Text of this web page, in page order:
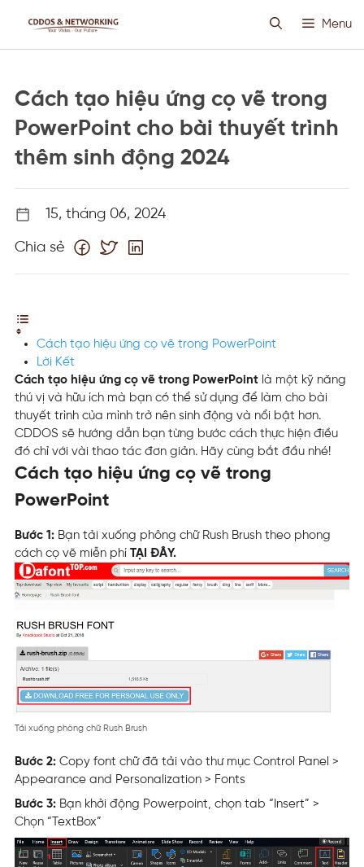
Menu
CLOUD VPS
PROXY CUSTOM
TIN TỨC
Cách tạo hiệu ứng cọ vẽ trong
PowerPoint cho bài thuyết trình
thêm sinh động 2024
15, tháng 06, 2024
Chia sẻ
Cách tạo hiệu ứng cọ vẽ trong PowerPoint
Lời Kết
Cách tạo hiệu ứng cọ vẽ trong PowerPoint là một kỹ năng
thú vị và hữu ích mà bạn có thể sử dụng để làm cho bài
thuyết trình của mình trở nên sinh động và nổi bật hơn.
CDDOS sẽ hướng dẫn bạn từng bước cách thực hiện điều
đó chỉ với vài thao tác đơn giản. Hãy cùng bắt đầu nhé!
Cách tạo hiệu ứng cọ vẽ trong
PowerPoint
Bước 1: Bạn tải xuống phông chữ Rush Brush theo phong
cách cọ vẽ miễn phí TẠI ĐÂY.
Tải xuống phông chữ Rush Brush
Bước 2: Copy font chữ đã tải vào thư mục Control Panel >
Appearance and Personalization > Fonts
Bước 3: Bạn khởi động Powerpoint, chọn tab “Insert” >
Chọn “TextBox”